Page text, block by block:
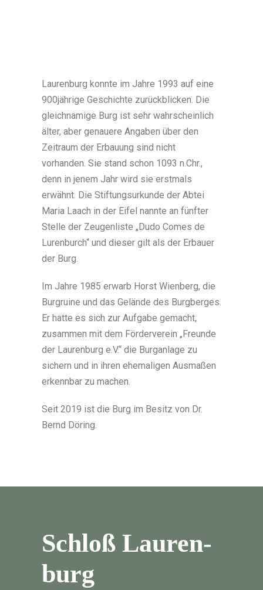
Laurenburg konnte im Jahre 1993 auf eine
900jährige Geschichte zurückblicken. Die
gleichnamige Burg ist sehr wahrscheinlich
älter, aber genauere Angaben über den
Zeitraum der Erbauung sind nicht
vorhanden. Sie stand schon 1093 n.Chr.,
denn in jenem Jahr wird sie erstmals
erwähnt. Die Stiftungsurkunde der Abtei
Maria Laach in der Eifel nannte an fünfter
Stelle der Zeugenliste „Dudo Comes de
Lurenburch“ und dieser gilt als der Erbauer
der Burg.
Im Jahre 1985 erwarb Horst Wienberg, die
Burgruine und das Gelände des Burgberges.
Er hatte es sich zur Aufgabe gemacht,
zusammen mit dem Förderverein „Freunde
der Laurenburg e.V.“ die Burganlage zu
sichern und in ihren ehemaligen Ausmaßen
erkennbar zu machen.
Seit 2019 ist die Burg im Besitz von Dr.
Bernd Döring.
Schloß Lauren­
burg